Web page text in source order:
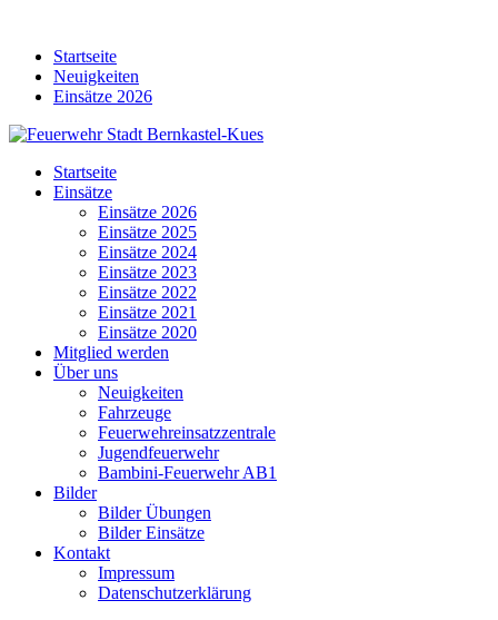
contentStartseite
Neuigkeiten
Einsätze 2026
Startseite
Einsätze
Einsätze 2026
Einsätze 2025
Einsätze 2024
Einsätze 2023
Einsätze 2022
Einsätze 2021
Einsätze 2020
Mitglied werden
Über uns
Neuigkeiten
Fahrzeuge
Feuerwehreinsatzzentrale
Jugendfeuerwehr
Bambini-Feuerwehr AB1
Bilder
Bilder Übungen
Bilder Einsätze
Kontakt
Impressum
Datenschutzerklärung